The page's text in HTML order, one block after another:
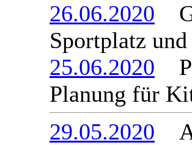
26.06.2020
Sportplatz
25.06.2020
Planung für
29.05.2020